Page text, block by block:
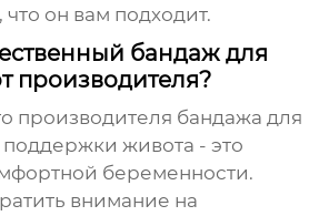
что он вам подходит.
бандаж для
производителя?
производителя бандажа для
живота - это
беременности.
внимание на